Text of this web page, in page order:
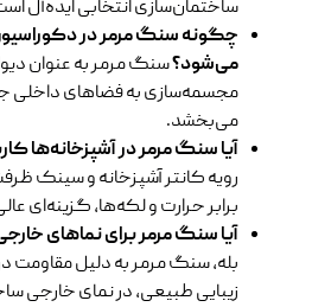
ساختمان‌سازی انتخابی ایده‌آل
چگونه سنگ مرمر در
می‌شود؟سنگ مرمر به عنوان
مجسمه‌سازی به فضاهای
می‌بخشد.
آیا سنگ مرمر در آشپزخانه‌ها
رویه کانتر آشپزخانه و سینک
برابر حرارت و لکه‌ها، گزینه‌ای
آیا سنگ مرمر برای نماهای
بله، سنگ مرمر به دلیل مقاومت
زیبایی طبیعی، در نمای خارجی